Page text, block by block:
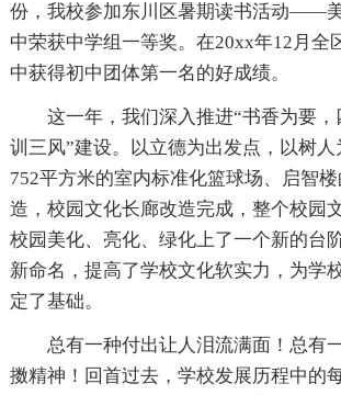
份，我校参加东川区暑期读书活动——
中荣获中学组一等奖。在20xx年12月全
中获得初中团体第一名的好成绩。
这一年，我们深入推进“书香为要，
训三风”建设。以立德为出发点，以树
752平方米的室内标准化篮球场、启智
造，校园文化长廊改造完成，整个校园
校园美化、亮化、绿化上了一个新的台
新命名，提高了学校文化软实力，为学
定了基础。
总有一种付出让人泪流满面！总有
擞精神！回首过去，学校发展历程中的